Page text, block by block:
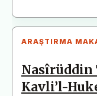
ARAŞTIRMA
Nasîrüddin
Kavli’l-